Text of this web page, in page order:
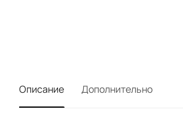
Описание Дополнительно